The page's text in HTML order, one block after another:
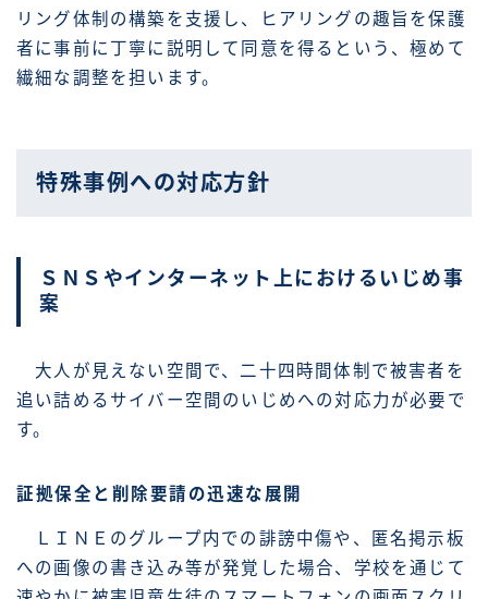
リング体制の構築を支援し、ヒアリングの趣旨を保護
者に事前に丁寧に説明して同意を得るという、極めて
繊細な調整を担います。
特殊事例への対応方針
ＳＮＳやインターネット上におけるいじめ事
案
大人が見えない空間で、二十四時間体制で被害者を
追い詰めるサイバー空間のいじめへの対応力が必要で
す。
証拠保全と削除要請の迅速な展開
ＬＩＮＥのグループ内での誹謗中傷や、匿名掲示板
への画像の書き込み等が発覚した場合、学校を通じて